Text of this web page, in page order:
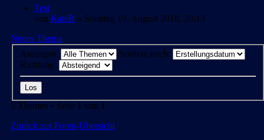
Test
von KateB » Sonntag 19. August 2018, 20:13
Neues Thema
Anzeigen:
Sortiere nach:
Richtung:
5 Themen • Seite 1 von 1
Zurück zur Foren-Übersicht